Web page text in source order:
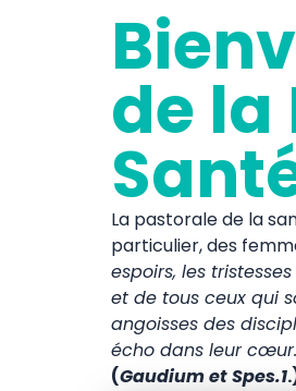
de la
La pastorale de la
particulier, des
espoirs, les
et de tous ceux qui
angoisses des
écho dans leur cœur.
(Gaudium et Spes.1